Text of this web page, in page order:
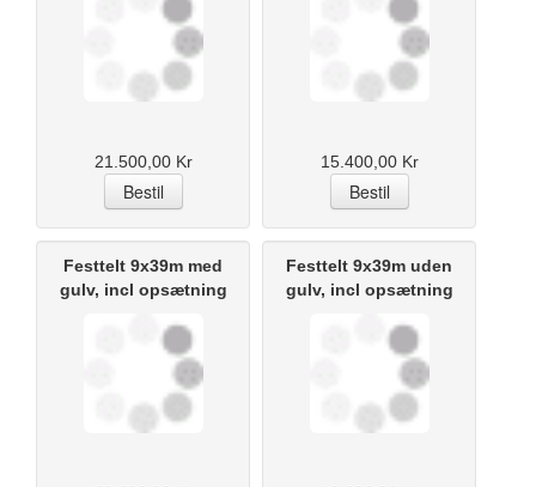
21.500,00 Kr 15.400,00 Kr
Festtelt 9x39m med
gulv, incl opsætning
Festtelt 9x39m uden
gulv, incl opsætning